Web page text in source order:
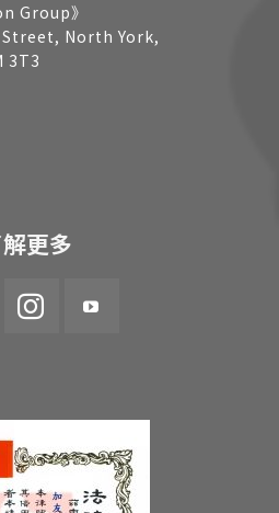
Group》
Street, North York,
3T3
更多